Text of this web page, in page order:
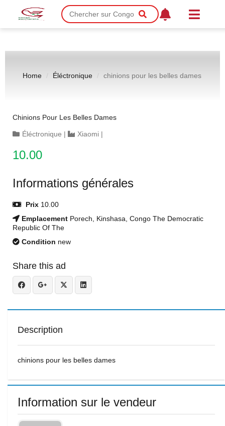
Home Éléctronique chinions pour les belles dames
Chinions Pour Les Belles Dames
Éléctronique | Xiaomi |
10.00
Informations générales
Prix 10.00
Emplacement Porech, Kinshasa, Congo The Democratic
Republic Of The
Condition new
Share this ad
Description
chinions pour les belles dames
Information sur le vendeur